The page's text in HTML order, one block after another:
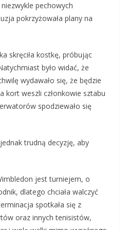
pechowych
pokrzyżowała plany na
skręciła kostkę, próbując
było widać, że
wydawało się, że będzie
kort weszli członkowie sztabu
spodziewało się
trudną decyzję, aby
jest turniejem, o
dlatego chciała walczyć
spotkała się z
oraz innych tenisistów,